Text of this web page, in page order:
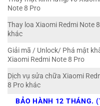
Note 8 Pro
Thay loa Xiaomi Redmi Note
khác
Giải mã / Unlock/ Phá mật
Xiaomi Redmi Note 8 Pro
Dịch vụ sửa chữa Xiaomi
8 Pro khác
BẢO HÀNH 12 THÁNG.